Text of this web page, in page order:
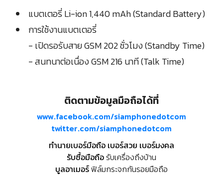
แบตเตอรี่ Li-ion 1,440 mAh (Standard Battery)
การใช้งานแบตเตอรี่
- เปิดรอรับสาย GSM 202 ชั่วโมง (Standby Time)
- สนทนาต่อเนื่อง GSM 216 นาที (Talk Time)
ติดตามข้อมูลมือถือได้ที่
www.facebook.com/siamphonedotcom
twitter.com/siamphonedotcom
ทำนายเบอร์มือถือ เบอร์สวย เบอร์มงคล
รับซื้อมือถือรับเครื่องถึงบ้าน
บูลอาเมอร์ฟิล์มกระจกกันรอยมือถือ